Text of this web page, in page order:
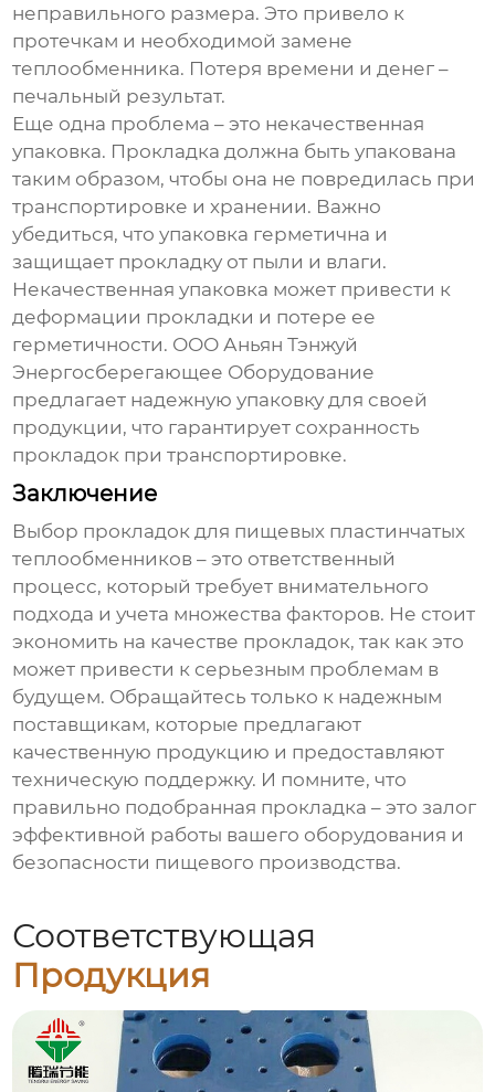
неправильного размера. Это привело к
протечкам и необходимой замене
теплообменника. Потеря времени и денег –
печальный результат.
Еще одна проблема – это некачественная
упаковка. Прокладка должна быть упакована
таким образом, чтобы она не повредилась при
транспортировке и хранении. Важно
убедиться, что упаковка герметична и
защищает прокладку от пыли и влаги.
Некачественная упаковка может привести к
деформации прокладки и потере ее
герметичности. ООО Аньян Тэнжуй
Энергосберегающее Оборудование
предлагает надежную упаковку для своей
продукции, что гарантирует сохранность
прокладок при транспортировке.
Заключение
Выбор прокладок для пищевых пластинчатых
теплообменников – это ответственный
процесс, который требует внимательного
подхода и учета множества факторов. Не стоит
экономить на качестве прокладок, так как это
может привести к серьезным проблемам в
будущем. Обращайтесь только к надежным
поставщикам, которые предлагают
качественную продукцию и предоставляют
техническую поддержку. И помните, что
правильно подобранная прокладка – это залог
эффективной работы вашего оборудования и
безопасности пищевого производства.
Соответствующая
Продукция